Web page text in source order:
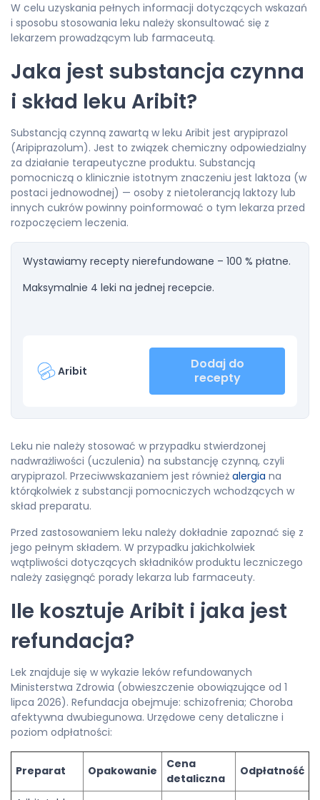
W celu uzyskania pełnych informacji dotyczących wskazań
i sposobu stosowania leku należy skonsultować się z
lekarzem prowadzącym lub farmaceutą.
Jaka jest substancja czynna
i skład leku Aribit?
Substancją czynną zawartą w leku Aribit jest arypiprazol
(Aripiprazolum). Jest to związek chemiczny odpowiedzialny
za działanie terapeutyczne produktu. Substancją
pomocniczą o klinicznie istotnym znaczeniu jest laktoza (w
postaci jednowodnej) — osoby z nietolerancją laktozy lub
innych cukrów powinny poinformować o tym lekarza przed
rozpoczęciem leczenia.
Wystawiamy recepty nierefundowane – 100 % płatne.
Maksymalnie 4 leki na jednej recepcie.
Aribit
Dodaj do
recepty
Leku nie należy stosować w przypadku stwierdzonej
nadwrażliwości (uczulenia) na substancję czynną, czyli
arypiprazol. Przeciwwskazaniem jest również alergia na
którąkolwiek z substancji pomocniczych wchodzących w
skład preparatu.
Przed zastosowaniem leku należy dokładnie zapoznać się z
jego pełnym składem. W przypadku jakichkolwiek
wątpliwości dotyczących składników produktu leczniczego
należy zasięgnąć porady lekarza lub farmaceuty.
Ile kosztuje Aribit i jaka jest
refundacja?
Lek znajduje się w wykazie leków refundowanych
Ministerstwa Zdrowia (obwieszczenie obowiązujące od 1
lipca 2026). Refundacja obejmuje: schizofrenia; Choroba
afektywna dwubiegunowa. Urzędowe ceny detaliczne i
poziom odpłatności:
Preparat Opakowanie
Cena
detaliczna
Odpłatność